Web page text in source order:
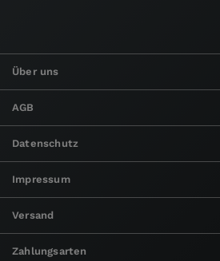
Über uns
AGB
Datenschutz
Impressum
Versand
Zahlungsarten